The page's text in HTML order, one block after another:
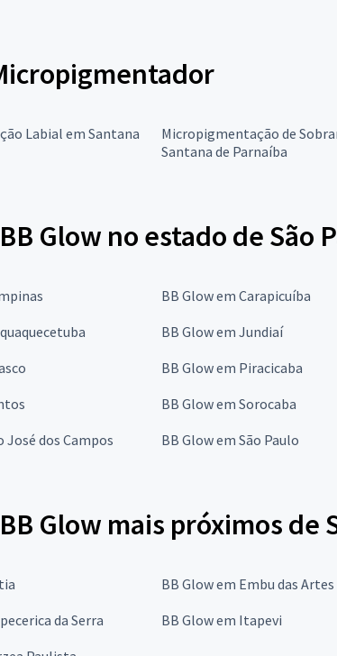
Labial em Santana
Micropigmentação de
Santana de Parnaíba
Glow no estado de São
BB Glow em Carapicuíba
BB Glow em Jundiaí
BB Glow em Piracicaba
BB Glow em Sorocaba
José dos Campos BB Glow em São Paulo
Glow mais próximos de
BB Glow em Embu das Artes
da Serra BB Glow em Itapevi